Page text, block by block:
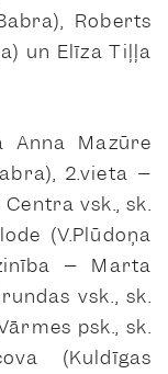
Roberts
un Elīza Tiļļa
Anna Mazūre
2.vieta –
vsk., sk.
(V.Plūdoņa
– Marta
vsk., sk.
psk., sk.
(Kuldīgas